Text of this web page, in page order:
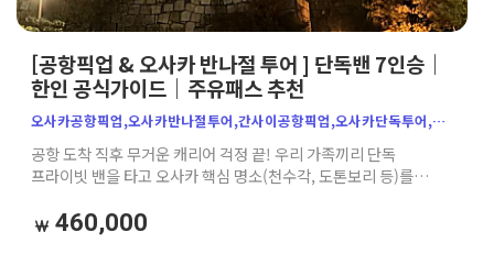
[공항픽업 & 오사카 반나절 투어 ] 단독밴 7인승｜
한인 공식가이드｜주유패스 추천
오사카공항픽업,오사카반나절투어,간사이공항픽업,오사카단독투어,
일본효도여행,아기랑오사카,오사카성,천수각,우메다공중정원,
도톤보리,덴포산,오사카주유패스,오사카e패스,오사카첫날일정,
공항 도착 직후 무거운 캐리어 걱정 끝! 우리 가족끼리 단독
프라이빗 밴을 타고 오사카 핵심 명소(천수각, 도톤보리 등)를
필수 코스입니다.
460,000